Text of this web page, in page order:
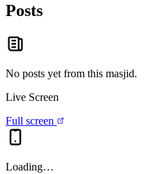
Posts
No posts yet from this masjid.
Live Screen
Full screen
Loading…